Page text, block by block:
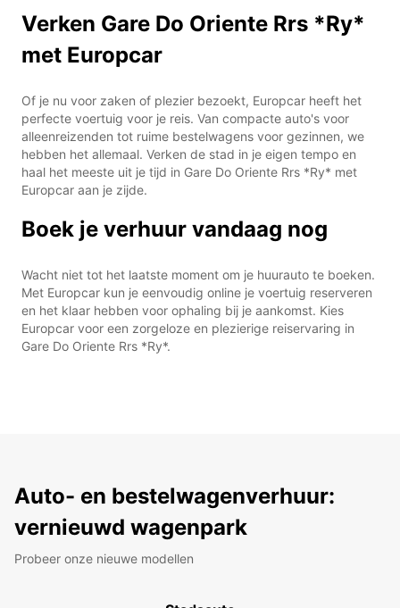
Verken Gare Do Oriente Rrs *Ry*
met Europcar
Of je nu voor zaken of plezier bezoekt, Europcar heeft het
perfecte voertuig voor je reis. Van compacte auto's voor
alleenreizenden tot ruime bestelwagens voor gezinnen, we
hebben het allemaal. Verken de stad in je eigen tempo en
haal het meeste uit je tijd in Gare Do Oriente Rrs *Ry* met
Europcar aan je zijde.
Boek je verhuur vandaag nog
Wacht niet tot het laatste moment om je huurauto te boeken.
Met Europcar kun je eenvoudig online je voertuig reserveren
en het klaar hebben voor ophaling bij je aankomst. Kies
Europcar voor een zorgeloze en plezierige reiservaring in
Gare Do Oriente Rrs *Ry*.
Auto- en bestelwagenverhuur:
vernieuwd wagenpark
Probeer onze nieuwe modellen